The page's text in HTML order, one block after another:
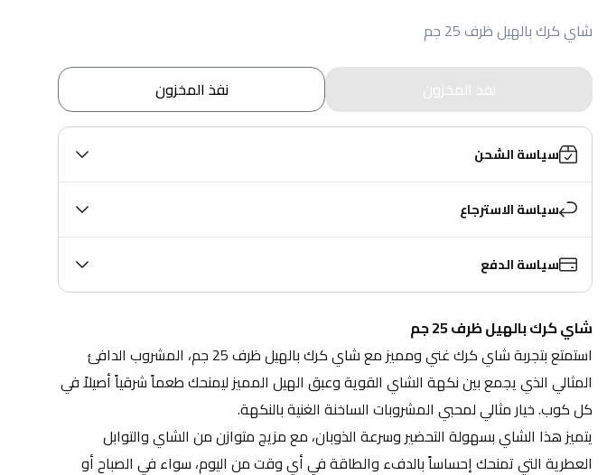
شاي كرك بالهيل ظرف 25 جم
نفذ المخزون نفذ المخزون
سياسة الشحن
سياسة الاسترجاع
سياسة الدفع
شاي كرك بالهيل ظرف 25 جم
كل كوب. خيار مثالي لمحبي المشروبات الساخنة الغنية بالنكهة.